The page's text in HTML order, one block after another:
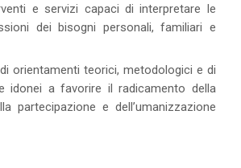
e servizi capaci di interpretare le
dei bisogni personali, familiari e
di orientamenti teorici, metodologici e di
idonei a favorire il radicamento della
partecipazione e dell’umanizzazione